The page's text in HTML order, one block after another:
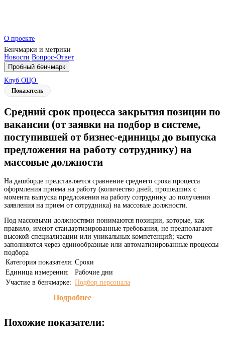
О проекте
Бенчмарки и метрики
Новости Вопрос-Ответ
Пробный бенчмарк
Клуб ОЦО
Показатель
Средний срок процесса закрытия позиции по
вакансии (от заявки на подбор в системе,
поступившей от бизнес-единицы до выпуска
предложения на работу сотруднику) на
массовые должности
На дашборде представляется сравнение среднего срока процесса
оформления приема на работу (количество дней, прошедших с
момента выпуска предложения на работу сотруднику до получения
заявления на прием от сотрудника) на массовые должности.
Под массовыми должностями понимаются позиции, которые, как
правило, имеют стандартизированные требования, не предполагают
высокой специализации или уникальных компетенций; часто
заполняются через единообразные или автоматизированные процессы
подбора
Категория показателя: Сроки
Единица измерения:
Рабочие дни
Участие в бенчмарке: Подбор персонала
Подробнее
Похожие показатели: